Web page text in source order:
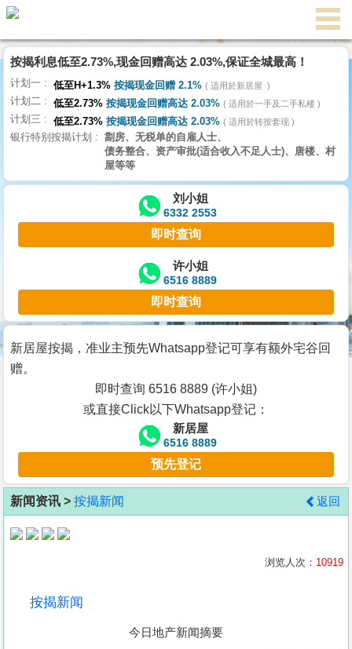
代
理
主
页
搵
楼/
交
业
主
宅
谷
按
客
地
产
按揭利息低至2.73%,现金回赠高达 2.03%,保证全城最高！
计划一 低至H+1.3% 按揭现金回赠 2.1% 适用於新居屋
计划二 低至2.73% 按揭现金回赠高达 2.03% 适用於一手及二手私楼
计划三 低至2.73% 按揭现金回赠高达 2.03% 适用於转按套现
银行特别按揭计划
劏房、无税单的自雇人士、
债务整合、资产审批(适合收入不足人士)、唐楼、村
屋等等
刘小姐
6332 2553
即时查询
许小姐
6516 8889
即时查询
新居屋按揭，准业主预先Whatsapp登记可享有额外宅谷回
赠。
即时查询 6516 8889 (许小姐)
或直接Click以下Whatsapp登记：
新居屋
6516 8889
预先登记
新闻资讯 > 按揭新闻 返回
浏览人次： 10919
按揭新闻
今日地产新闻摘要